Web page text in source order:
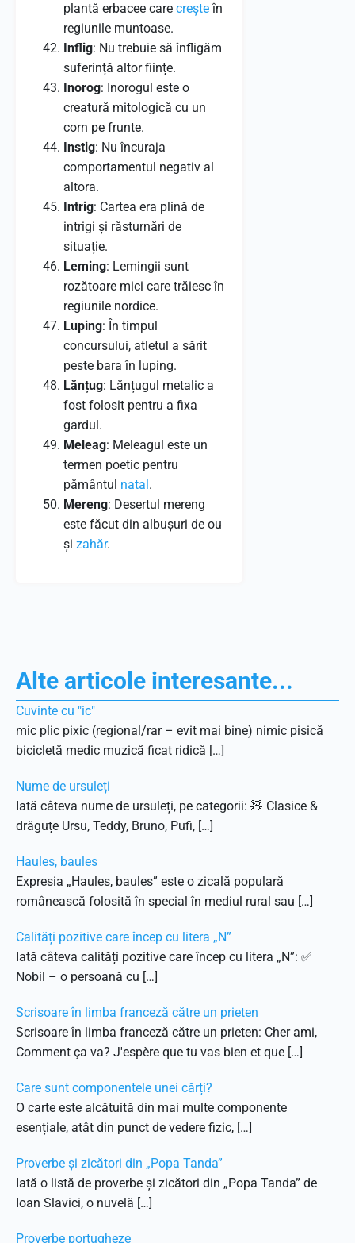
plantă erbacee care creșteîn
regiunile muntoase.
Inflig: Nu trebuie să înfligăm
suferință altor ființe.
Inorog: Inorogul este o
creatură mitologică cu un
corn pe frunte.
Instig: Nu încuraja
comportamentul negativ al
altora.
Intrig: Cartea era plină de
intrigi și răsturnări de
situație.
Leming: Lemingii sunt
rozătoare mici care trăiesc în
regiunile nordice.
Luping: În timpul
concursului, atletul a sărit
peste bara în luping.
Lănțug: Lănțugul metalic a
fost folosit pentru a fixa
gardul.
Meleag: Meleagul este un
termen poetic pentru
pământul natal.
Mereng: Desertul mereng
este făcut din albușuri de ou
și zahăr.
Alte articole interesante...
Cuvinte cu "ic"
mic plic pixic (regional/rar – evit mai bine) nimic pisică
bicicletă medic muzică ficat ridică […]
Nume de ursuleți
Iată câteva nume de ursuleți, pe categorii: 🧸 Clasice &
drăguțe Ursu, Teddy, Bruno, Pufi, […]
Haules, baules
Expresia „Haules, baules” este o zicală populară
românească folosită în special în mediul rural sau […]
Calități pozitive care încep cu litera „N”
Iată câteva calități pozitive care încep cu litera „N”: ✅
Nobil – o persoană cu […]
Scrisoare în limba franceză către un prieten
Scrisoare în limba franceză către un prieten: Cher ami,
Comment ça va? J'espère que tu vas bien et que […]
Care sunt componentele unei cărți?
O carte este alcătuită din mai multe componente
esențiale, atât din punct de vedere fizic, […]
Proverbe și zicători din „Popa Tanda”
Iată o listă de proverbe și zicători din „Popa Tanda” de
Ioan Slavici, o nuvelă […]
Proverbe portugheze